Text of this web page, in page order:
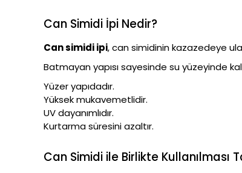
Can Simidi İpi Nedir?
Can simidi ipi, can simidinin kazazedeye
Batmayan yapısı sayesinde su yüzeyinde
Yüzer yapıdadır.
Yüksek mukavemetlidir.
UV dayanımlıdır.
Kurtarma süresini azaltır.
Can Simidi ile Birlikte Kullanılması